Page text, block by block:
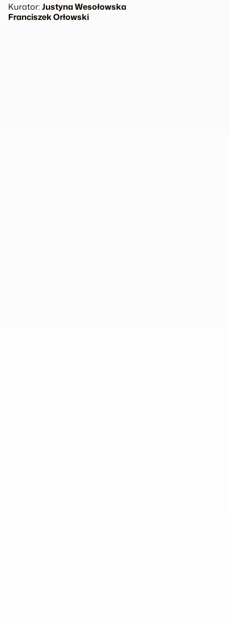
Kurator:Justyna Wesołowska
Franciszek Orłowski